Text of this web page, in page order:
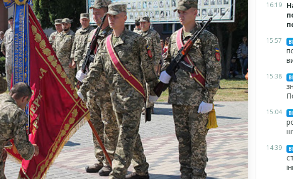
16:19
15:57
15:38
15:04
14:39